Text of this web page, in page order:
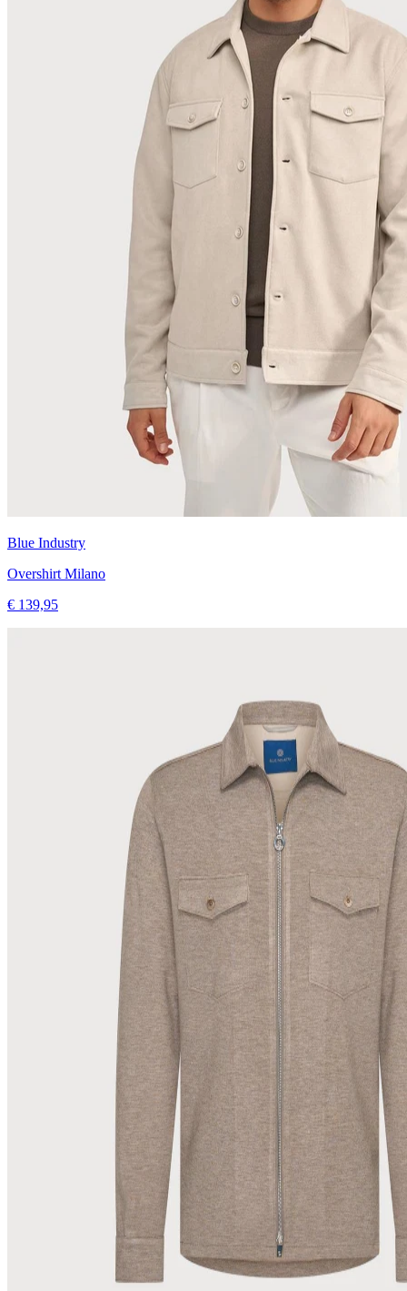
Blue Industry
Overshirt Milano
€ 139,95